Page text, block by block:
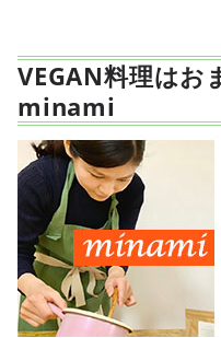
VEGAN料理はお
minami